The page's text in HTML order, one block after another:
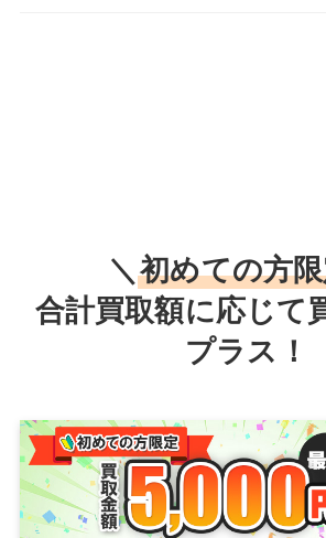
＼初めての方
合計買取額に応じて
プラス！